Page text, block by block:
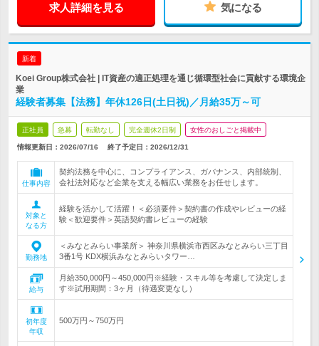
求人詳細を見る 気になる
新着
Koei Group株式会社 | IT資産の適正処理を通じ循環型社会に貢献する環境企
業
経験者募集【法務】年休126日(土日祝)／月給35万～可
正社員 急募 転勤なし 完全週休2日制 女性のおしごと掲載中
情報更新日：2026/07/16 終了予定日： 2026/12/31
仕事内容
契約法務を中心に、コンプライアンス、ガバナンス、内部統制、
会社法対応など企業を支える幅広い業務をお任せします。
対象と
なる方
経験を活かして活躍！＜必須要件＞契約書の作成やレビューの経
験＜歓迎要件＞英語契約書レビューの経験
勤務地
＜みなとみらい事業所＞ 神奈川県横浜市西区みなとみらい三丁目
3番1号 KDX横浜みなとみらいタワー…
給与
月給350,000円～450,000円※経験・スキル等を考慮して決定しま
す※試用期間：3ヶ月（待遇変更なし）
初年度
年収
500万円～750万円